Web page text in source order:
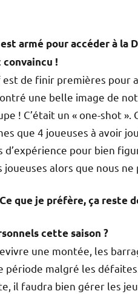
armé pour accéder à la
convaincu !
est de finir premières pour
une belle image de
! C’était un « one-shot
que 4 joueuses à avoir
pour bien
joueuses alors que nous
que je préfère, ça reste
cette saison ?
une montée, les
période malgré les
il faudra bien gérer les